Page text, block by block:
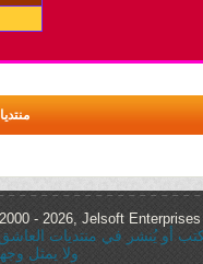
- 2026, Jelsoft Enterprises
أو يُنشر في منتديات
ولا يمثل